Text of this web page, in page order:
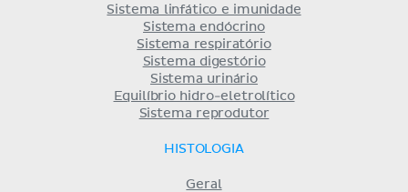
Sistema linfático e imunidade
Sistema endócrino
Sistema respiratório
Sistema digestório
Sistema urinário
Equilíbrio hidro-eletrolítico
Sistema reprodutor
HISTOLOGIA
Geral